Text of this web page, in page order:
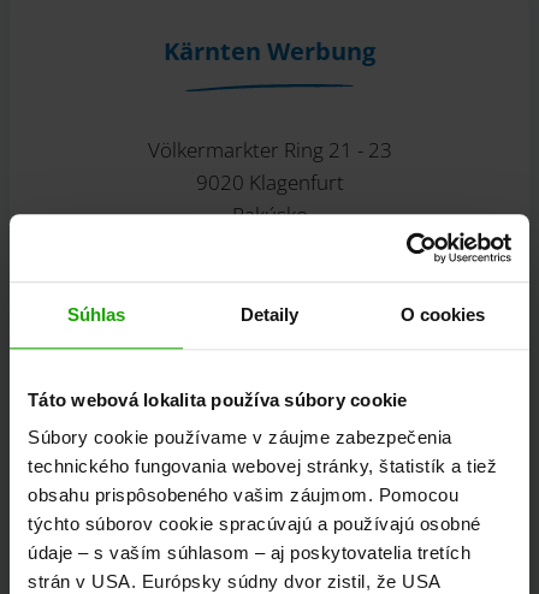
Súhlas Detaily O cookies
Táto webová lokalita používa súbory cookie
Súbory cookie používame v záujme zabezpečenia
technického fungovania webovej stránky, štatistík a tiež
obsahu prispôsobeného vašim záujmom. Pomocou
týchto súborov cookie spracúvajú a používajú osobné
údaje – s vaším súhlasom – aj poskytovatelia tretích
strán v USA. Európsky súdny dvor zistil, že USA
Kärnten Werbung
Völkermarkter Ring 21 - 23
9020 Klagenfurt
Rakúsko
Zostaňte informovaní!
Prihláste sa na odber nášho bezplatného
korutánskeho newslettera eMagazín!